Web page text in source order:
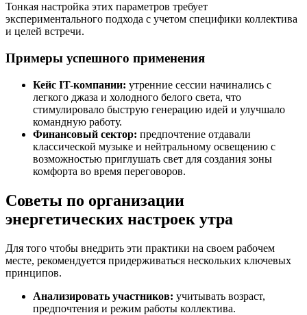
Тонкая настройка этих параметров требует
экспериментального подхода с учетом специфики коллектива
и целей встречи.
Примеры успешного применения
Кейс IT-компании: утренние сессии начинались с
легкого джаза и холодного белого света, что
стимулировало быструю генерацию идей и улучшало
командную работу.
Финансовый сектор: предпочтение отдавали
классической музыке и нейтральному освещению с
возможностью приглушать свет для создания зоны
комфорта во время переговоров.
Советы по организации
энергетических настроек утра
Для того чтобы внедрить эти практики на своем рабочем
месте, рекомендуется придерживаться нескольких ключевых
принципов.
Анализировать участников: учитывать возраст,
предпочтения и режим работы коллектива.